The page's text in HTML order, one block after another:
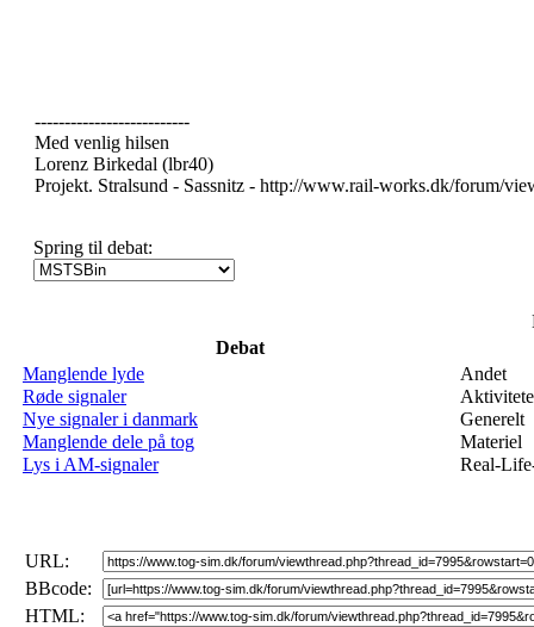
--------------------------
Med venlig hilsen
Lorenz Birkedal (lbr40)
Projekt. Stralsund - Sassnitz - http://www.rail-works.dk/forum/
Spring til debat:
Debat
Manglende lyde
Andet
Røde signaler
Nye signaler i danmark
Generelt
Manglende dele på tog
Materiel
Lys i AM-signaler
Real-
URL:
BBcode:
HTML: